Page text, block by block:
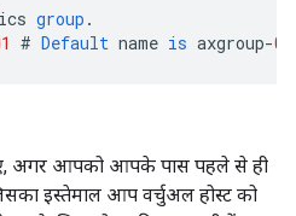
group .
# Default name is axgroup-
अगर आपको आपके पास पहले से ही
इस्तेमाल आप वर्चुअल होस्ट को